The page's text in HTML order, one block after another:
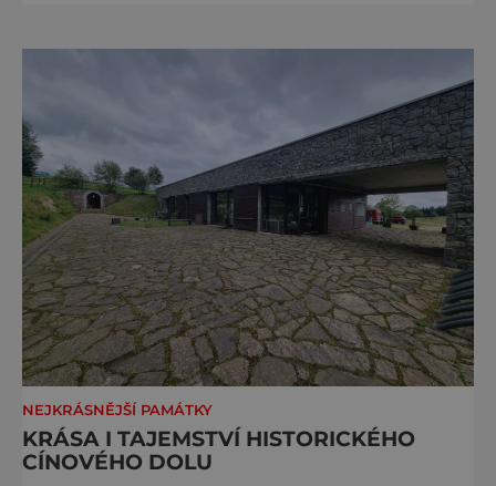
některé události spojené s touto významnou
stavbou. [gallery ids="917
NEJKRÁSNĚJŠÍ PAMÁTKY
KRÁSA I TAJEMSTVÍ HISTORICKÉHO
CÍNOVÉHO DOLU